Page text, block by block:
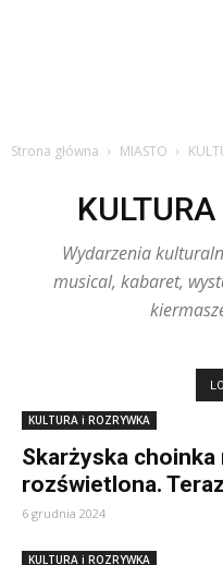
Strona główna MIASTO
Wydarzenia
musical, kabaret,
KULTURA i ROZRYWKA
Skarżyska
rozświetlona.
6 grudnia 2024
KULTURA i ROZRYWKA